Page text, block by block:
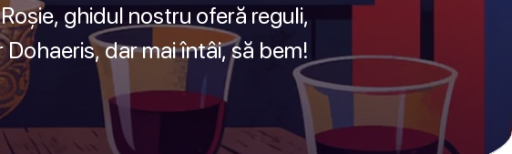
ghidul nostru oferă reguli,
dar mai întâi, să bem!